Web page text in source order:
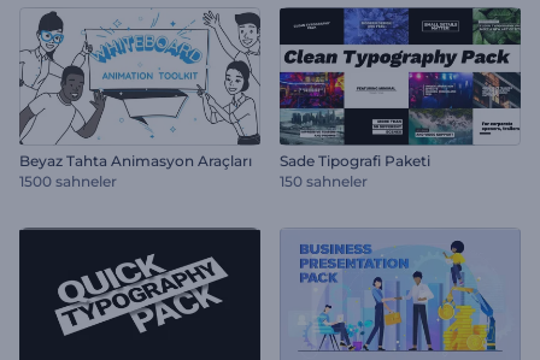
Beyaz Tahta Animasyon Araçları
1500 sahneler
Sade Tipografi Paketi
150 sahneler